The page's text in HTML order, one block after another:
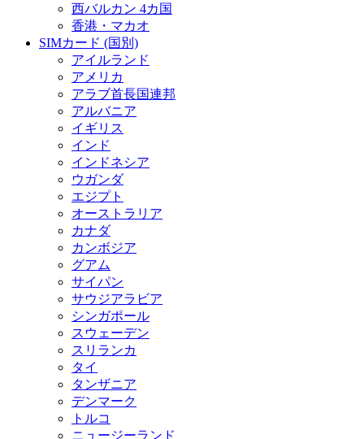
西バルカン 4カ国
香港・マカオ
SIMカード (国別)
アイルランド
アメリカ
アラブ首長国連邦
アルバニア
イギリス
インド
インドネシア
ウガンダ
エジプト
オーストラリア
カナダ
カンボジア
グアム
サイパン
サウジアラビア
シンガポール
スウェーデン
スリランカ
タイ
タンザニア
デンマーク
トルコ
ニュージーランド